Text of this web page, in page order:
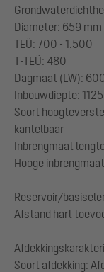
Diameter: 659 mm
TEÜ: 700 - 1.500
T-TEÜ: 480
Dagmaat (LW):
Inbouwdiepte:
Soort
kantelbaar
Inbrengmaat
Hooge
Reservoir/
Afstand hart
Soort afdekking: